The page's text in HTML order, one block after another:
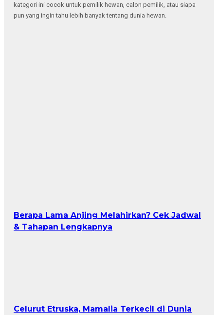
kategori ini cocok untuk pemilik hewan, calon pemilik, atau siapa
pun yang ingin tahu lebih banyak tentang dunia hewan.
Berapa Lama Anjing Melahirkan? Cek Jadwal
& Tahapan Lengkapnya
Celurut Etruska, Mamalia Terkecil di Dunia